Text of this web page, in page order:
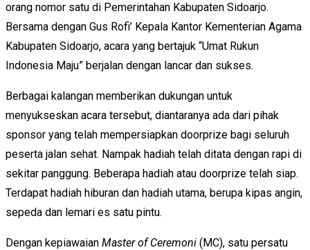
orang nomor satu di Pemerintahan Kabupaten Sidoarjo.
Bersama dengan Gus Rofi’ Kepala Kantor Kementerian Agama
Kabupaten Sidoarjo, acara yang bertajuk “Umat Rukun
Indonesia Maju” berjalan dengan lancar dan sukses.
Berbagai kalangan memberikan dukungan untuk
menyukseskan acara tersebut, diantaranya ada dari pihak
sponsor yang telah mempersiapkan doorprize bagi seluruh
peserta jalan sehat. Nampak hadiah telah ditata dengan rapi di
sekitar panggung. Beberapa hadiah atau doorprize telah siap.
Terdapat hadiah hiburan dan hadiah utama, berupa kipas angin,
sepeda dan lemari es satu pintu.
Dengan kepiawaian Master of Ceremoni (MC), satu persatu